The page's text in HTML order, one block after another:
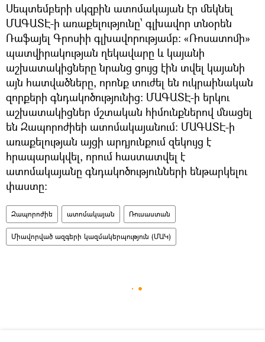
Սեպտեմբերի սկզբին ատոմակայան էր մեկնել
ՄԱԳԱՏԷ-ի առաքելությունը՝ գլխավոր տնօրեն
Ռաֆայել Գրոսիի գլխավորությամբ: «Ռոսատոմի»
պատվիրակության ղեկավարը և կայանի
աշխատակիցները նրանց ցույց էին տվել կայանի
այն հատվածները, որոնք տուժել են ուկրաինական
զորքերի գնդակոծությունից: ՄԱԳԱՏԷ-ի երկու
աշխատակիցներ մշտական հիմունքներով մնացել
են Զապորոժիեի ատոմակայանում։ ՄԱԳԱՏԷ-ի
առաքելության այցի արդյունքում զեկույց է
հրապարակվել, որում հաստատվել է
ատոմակայանը գնդակոծությունների ենթարկելու
փաստը:
Զապորոժիե ատոմակայան Ռուսաստան
Միավորված ազգերի կազմակերպություն (ՄԱԿ)